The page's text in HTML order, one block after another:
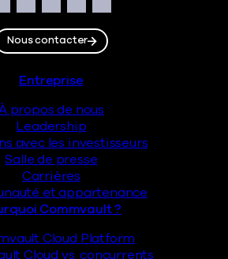
Facebook
Instagram
LinkedIn
TwitterYouTube
Nous contacter
page
Entreprise
propos de nous
Leadership
avec les investisseurs
Salle de presse
Carrières
et appartenance
Commvault ?
Cloud Platform
Cloud vs. concurrents